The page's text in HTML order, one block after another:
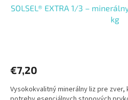
SOLSEL® EXTRA 1/3 –
kg
€7,20
Vysokokvalitný minerálny liz pre